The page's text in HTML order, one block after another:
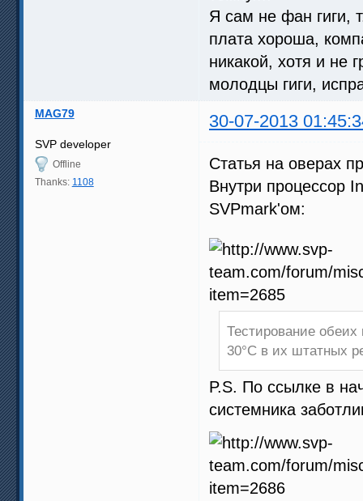
Я сам не фан гиги,
плата хороша,
никакой, хотя и не
молодцы гиги,
MAG79 30-07-2013
SVP developer
Offline
Thanks: 1108
Статья на оверах
Внутри процессор
SVPmark'ом:
Тестирование
30°C в их штатных
P.S. По ссылке в
системника